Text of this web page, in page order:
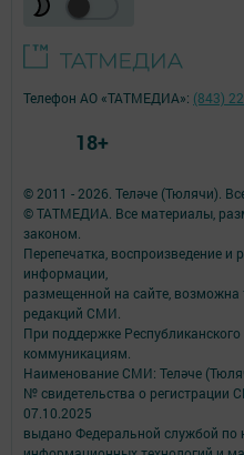
© 2011 - 2026. Теләче (Тюлячи).
© ТАТМЕДИА. Все материалы,
законом.
Перепечатка, воспроизведение
информации,
размещенной на сайте, возможна
редакций СМИ.
При поддержке
коммуникациям.
Наименование СМИ: Теләче
№ свидетельства о
07.10.2025
выдано Федеральной службой по
Телефон АО «ТАТМЕДИА»: (843)
18+